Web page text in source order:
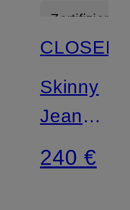
Zertifiziert
CLOSED
Skinny
Jeans
BAKER
240 €